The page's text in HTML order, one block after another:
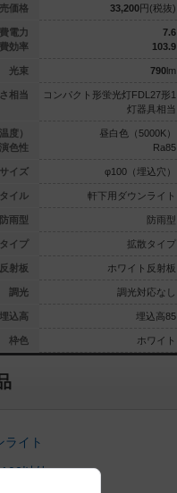
価格
電力
効率
光束
相当
度）
演色性
イズ
イル
雨型
イプ
反射板
調光
埋込高
枠色
33,200円(税抜)
7.6
103.9
790lm
コンパクト形蛍光灯FDL27形1
灯器具相当
昼白色（5000K）
Ra85
φ100（埋込穴）
軒下用ダウンライト
防雨型
拡散タイプ
ホワイト反射板
調光対応なし
埋込高85
ホワイト
ライト
以外